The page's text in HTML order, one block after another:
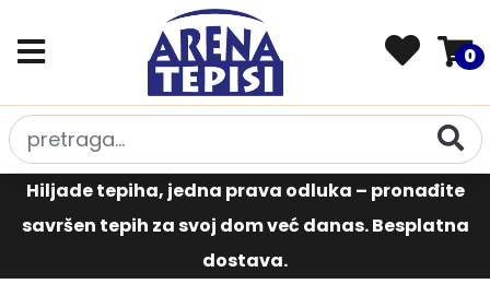
0
Hiljade tepiha, jedna prava odluka – pronađite
savršen tepih za svoj dom već danas. Besplatna
dostava.